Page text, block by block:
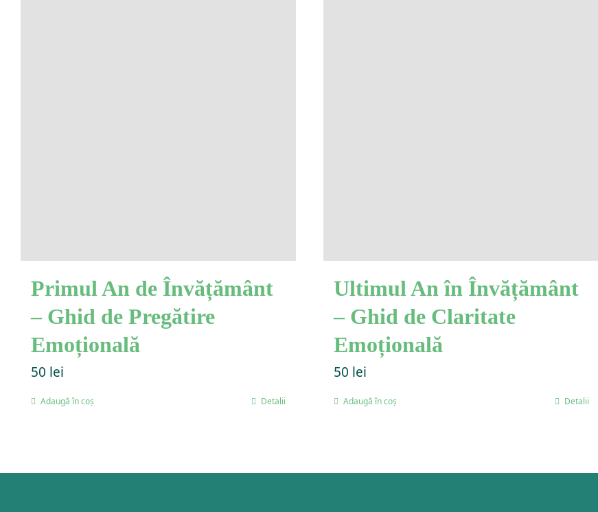
Primul An de Învățământ
– Ghid de Pregătire
Emoțională
50 lei
Adaugă în coș Detalii
Ultimul An în Învățământ
– Ghid de Claritate
Emoțională
50 lei
Adaugă în coș Detalii